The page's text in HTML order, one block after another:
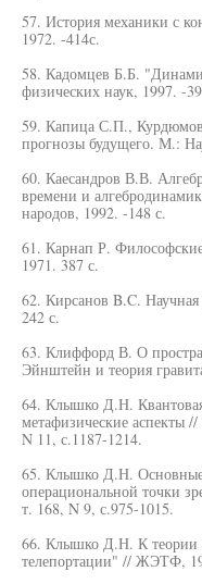
57. История механики с
1972. -414с.
58. Кадомцев Б.Б.
физических наук, 1997. -
59. Капица С.П.,
прогнозы будущего. М.:
60. Каесандров В.В.
времени и
народов, 1992. -148 с.
61. Карнап Р.
1971. 387 с.
62. Кирсанов B.C.
242 с.
63. Клиффорд В. О
Эйнштейн и теория
64. Клышко Д.Н.
метафизические аспекты
N 11, с.1187-1214.
65. Клышко Д.Н. Основные
операциональной точки
т. 168, N 9, с.975-1015.
66. Клышко Д.Н. К теории
телепортации" // ЖЭТФ,